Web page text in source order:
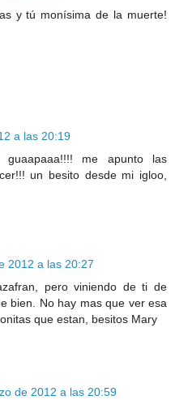
y tú monísima de la muerte!
a las 20:19
me apunto las
un besito desde mi igloo,
2012 a las 20:27
pero viniendo de ti de
bien. No hay mas que ver esa
que estan, besitos Mary
de 2012 a las 20:59